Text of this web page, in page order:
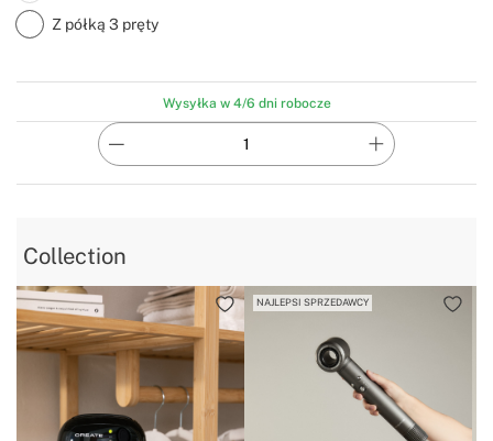
Z półką 3 pręty
Wysyłka w 4/6 dni robocze
Collection
NAJLEPSI SPRZEDAWCY